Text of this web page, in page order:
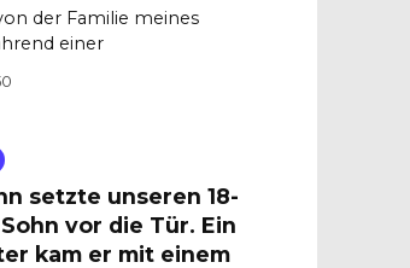
der Familie meines
einer
setzte unseren 18-
vor die Tür. Ein
kam er mit einem